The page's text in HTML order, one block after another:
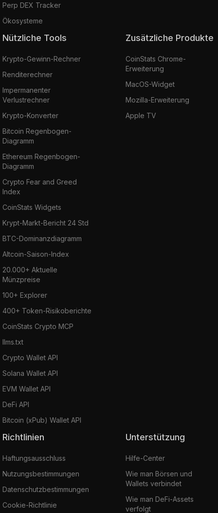
Perp DEX Tracker
Ökosysteme
Nützliche Tools
Krypto-Gewinn-Rechner
Renditerechner
Impermanenter
Verlustrechner
Krypto-Konverter
Bitcoin Regenbogen-
Diagramm
Ethereum Regenbogen-
Diagramm
Crypto Fear and Greed
Index
CoinStats Widgets
Krypt-Markt-Bericht 24 Std
BTC-Dominanzdiagramm
Altcoin-Saison-Index
20.000+ Aktuelle
Münzpreise
100+ Explorer
400+ Token-Risikoberichte
CoinStats Crypto MCP
llms.txt
Crypto Wallet API
Solana Wallet API
EVM Wallet API
DeFi API
Bitcoin (xPub) Wallet API
Zusätzliche Produkte
CoinStats Chrome-
Erweiterung
MacOS-Widget
Mozilla-Erweiterung
Apple TV
Richtlinien
Haftungsausschluss
Nutzungsbestimmungen
Datenschutzbestimmungen
Cookie-Richtlinie
Unterstützung
Hilfe-Center
Wie man Börsen und
Wallets verbindet
Wie man DeFi-Assets
verfolgt